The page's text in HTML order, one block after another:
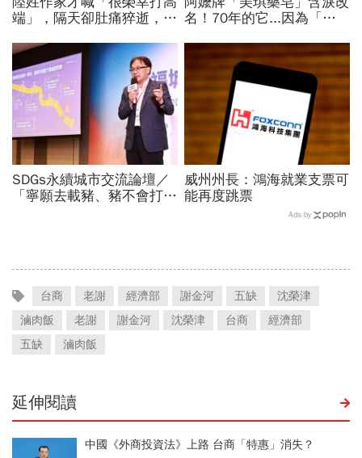
端」，隔天卻肚痛猝逝，來
會運動
名！70年的它...因為「一
SDGs永續城市交流論壇／
「寧願去載豬、豬不會打
威州州長：鴻海就業支票可
能再度跳票
Ads by
台商 老謝 經濟部 謝金河 五缺
沈榮津
滷肉飯
老謝 謝金河 沈榮津 台商
經濟部
五缺
滷肉飯
延伸閱讀
中國《外商投資法》上路 台商「特惠」消失？